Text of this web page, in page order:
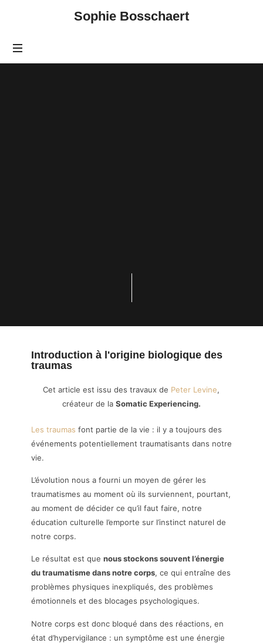
Sophie Bosschaert
Introduction à l'origine biologique des
traumas
Cet article est issu des travaux de Peter Levine,
créateur de la Somatic Experiencing.
Les traumas font partie de la vie : il y a toujours des
événements potentiellement traumatisants dans notre
vie.
L’évolution nous a fourni un moyen de gérer les
traumatismes au moment où ils surviennent, pourtant,
au moment de décider ce qu’il faut faire, notre
éducation culturelle l’emporte sur l’instinct naturel de
notre corps.
Le résultat est que nous stockons souvent l’énergie
du traumatisme dans notre corps, ce qui entraîne des
problèmes physiques inexpliqués, des problèmes
émotionnels et des blocages psychologiques.
Notre corps est donc bloqué dans des réactions, en
état d’hypervigilance : un symptôme est une énergie